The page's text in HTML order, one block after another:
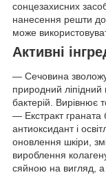
сонцезахисних
нанесення решти
може
Активні
— Сечовина
природний
бактерій. Вирівнює
— Екстракт граната
антиоксидант і
оновлення шкіри,
вироблення
сяйною на вигляд,